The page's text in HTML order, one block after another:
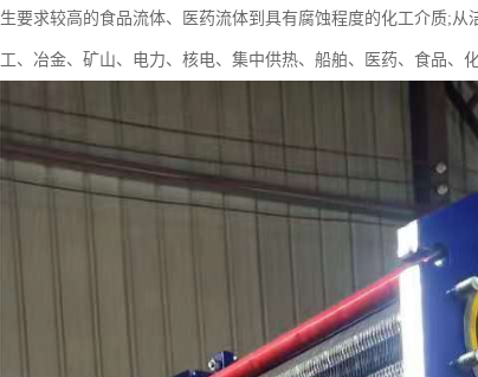
生要求较高的食品流体、医药流体到具有腐蚀程度的化工介质;
工、冶金、矿山、电力、核电、集中供热、船舶、医药、食品、